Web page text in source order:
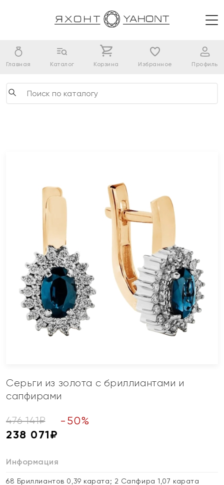
Главная Каталог Корзина Избранное Профиль
Серьги из золота с бриллиантами и
сапфирами
476 141₽ - 50%
238 071₽
Информация
68 Бриллиантов 0,39 карата; 2 Сапфира 1,07 карата